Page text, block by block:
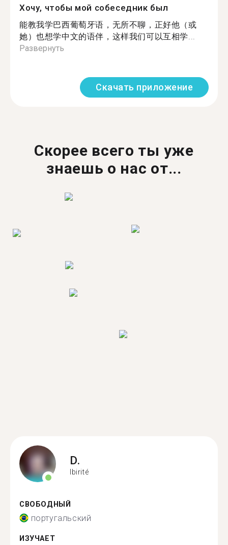
Хочу, чтобы мой собеседник был
能教我学巴西葡萄牙语，无所不聊，正好他（或
她）也想学中文的语伴，这样我们可以互相学...
Развернуть
Скачать приложение
Скорее всего ты уже
знаешь о нас от...
D.
Ibirité
СВОБОДНЫЙ
португальский
ИЗУЧАЕТ